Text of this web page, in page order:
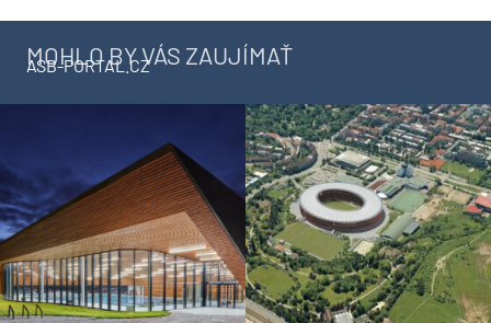
MOHLO BY VÁS ZAUJÍMAŤ
ASB-PORTAL.CZ